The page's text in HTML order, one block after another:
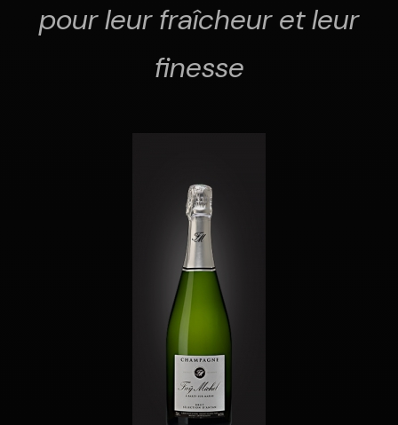
pour leur fraîcheur et leur
finesse